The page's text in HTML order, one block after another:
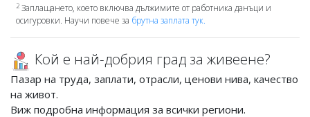
2Заплащането, което включва дължимите от работника данъци и
осигуровки. Научи повече за брутна заплата тук.
Кой е най-добрия град за живеене?
Пазар на труда, заплати, отрасли, ценови нива, качество
на живот.
Виж подробна информация за всички региони.